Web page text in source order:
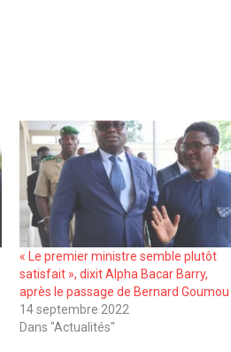
« Le premier ministre semble plutôt
satisfait », dixit Alpha Bacar Barry,
après le passage de Bernard Goumou
14 septembre 2022
Dans "Actualités"